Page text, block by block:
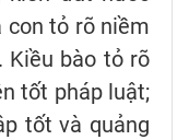
con tỏ rõ niềm
Kiều bào tỏ rõ
tốt pháp luật;
tốt và quảng